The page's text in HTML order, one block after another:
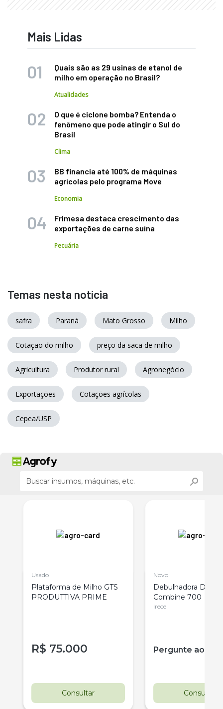
Mais Lidas
Quais são as 29 usinas de etanol de
milho em operação no Brasil?
Atualidades
O que é ciclone bomba? Entenda o
fenômeno que pode atingir o Sul do
Brasil
Clima
BB financia até 100% de máquinas
agrícolas pelo programa Move
Economia
Frimesa destaca crescimento das
exportações de carne suína
Pecuária
Temas nesta notícia
safra Paraná Mato Grosso Milho
Cotação do milho preço da saca de milho
Agricultura Produtor rural Agronegócio
Exportações Cotações agrícolas
Cepea/USP
Usado
Plataforma de Milho GTS
PRODUTTIVA PRIME
R$ 75.000
Consultar
Novo
Debulhadora De
Combine 700
Irece
Pergunte ao
Consultar